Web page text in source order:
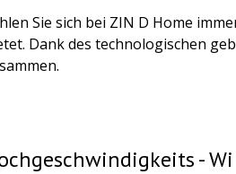
Sie sich bei ZIN D Home
Dank des technologischen
- Wi